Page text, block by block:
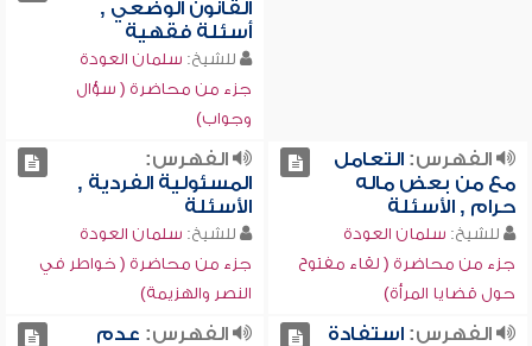
القانون الوضعي ,
أسئلة فقهية
للشيخ: سلمان العودة
جزء من محاضرة ( سؤال
وجواب)
الفهرس:التعامل
مع من بعض ماله
حرام , الأسئلة
للشيخ: سلمان العودة
جزء من محاضرة ( لقاء مفتوح
حول قضايا المرأة)
الفهرس:
المسئولية الفردية ,
الأسئلة
للشيخ: سلمان العودة
جزء من محاضرة ( خواطر في
النصر والهزيمة)
الفهرس:استفادة
الفهرس: عدم